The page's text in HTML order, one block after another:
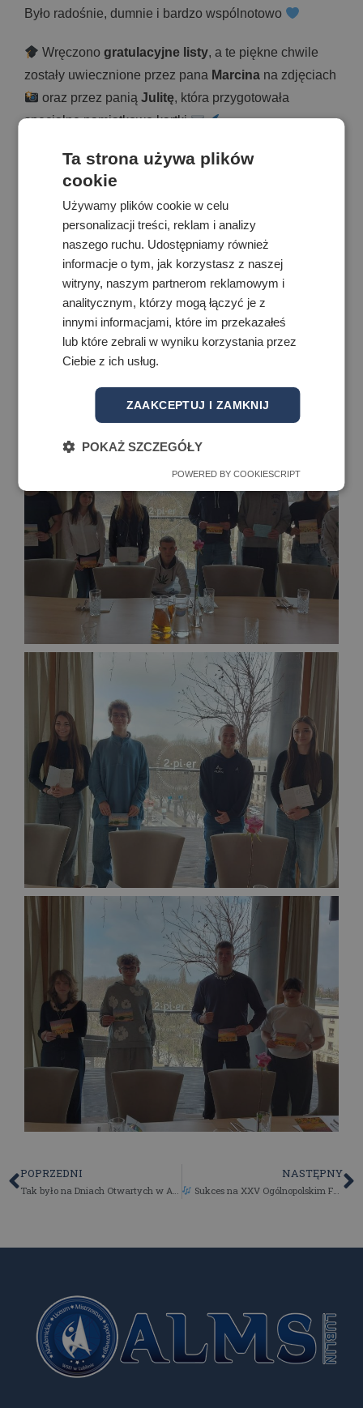
Było radośnie, dumnie i bardzo wspólnotowo
Wręczonogratulacyjne listy, a te piękne chwile
zostały uwiecznione przez pana Marcina na zdjęciach
oraz przez paniąJulitę, która przygotowała
specjalne pamiątkowe kartki
POPRZEDNI
Tak było na Dniach Otwartych w ALMS i LO WSEI!
NASTĘPNY
Sukces na XXV Ogólnopolskim Festiwalu Herbertowskim!
Ta strona używa plików
cookie
Używamy plików cookie w celu
personalizacji treści, reklam i analizy
naszego ruchu. Udostępniamy również
informacje o tym, jak korzystasz z naszej
witryny, naszym partnerom reklamowym i
analitycznym, którzy mogą łączyć je z
innymi informacjami, które im przekazałeś
lub które zebrali w wyniku korzystania przez
Ciebie z ich usług.
ZAAKCEPTUJ I ZAMKNIJ
POKAŻ SZCZEGÓŁY
POWERED BY COOKIESCRIPT